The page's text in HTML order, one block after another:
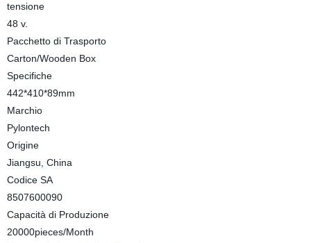
tensione
48 v.
Pacchetto di Trasporto
Carton/Wooden Box
Specifiche
442*410*89mm
Marchio
Pylontech
Origine
Jiangsu, China
Codice SA
8507600090
Capacità di Produzione
20000pieces/Month